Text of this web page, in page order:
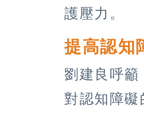
護壓力。
提高認知
劉建良呼籲
對認知障礙